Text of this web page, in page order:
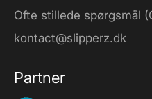
Ofte stillede spørgsmål
kontact@slipperz.dk
Partner